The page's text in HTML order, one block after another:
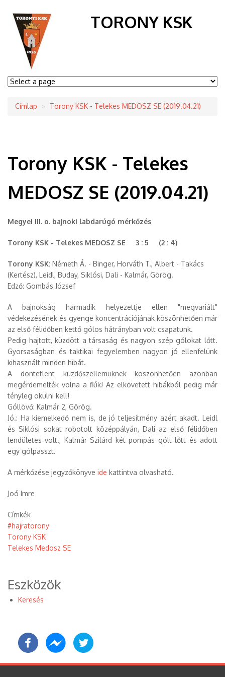
TORONY KSK
Morzsa
Címlap Torony KSK - Telekes MEDOSZ SE (2019.04.21)
Torony KSK - Telekes
MEDOSZ SE (2019.04.21)
Megyei III. o. bajnoki labdarúgó mérkőzés
Torony KSK - Telekes MEDOSZ SE 3 : 5 (2 : 4)
Torony KSK: Németh Á. - Binger, Horváth T., Albert - Takács
(Kertész), Leidl, Buday, Siklósi, Dali - Kalmár, Görög.
Edző: Gombás József
A bajnokság harmadik helyezettje ellen "megvariált"
védekezésének és gyenge koncentrációjának köszönhetően már
az első félidőben kettő gólos hátrányban volt csapatunk.
Pedig hajtott, küzdött a társaság és nagyon szép gólokat lőtt.
Gyorsaságban és taktikai fegyelemben nagyon jó ellenfelünk
kihasznált minden hibát.
A döntetlent küzdőszellemüknek köszönhetően azonban
megérdemelték volna a fiúk! Az elkövetett hibákból pedig már
tényleg okulni kell!
Góllövő: Kalmár 2, Görög.
Jó.: Ha kiemelkedő nem is, de jó teljesítmény azért akadt. Leidl
és Siklósi sokat robotolt középpályán, Dali az első félidőben
lendületes volt., Kalmár Szilárd két pompás gólt lőtt és adott
egy gólpasszt.
A mérkőzése jegyzőkönyve ide kattintva olvasható.
Joó Imre
Címkék
#hajratorony
Torony KSK
Telekes Medosz SE
Eszközök
Keresés